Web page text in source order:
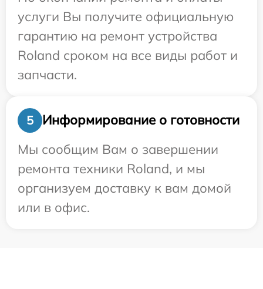
услуги Вы получите официальную
гарантию на ремонт устройства
Roland сроком на все виды работ и
запчасти.
5
Информирование о готовности
Мы сообщим Вам о завершении
ремонта техники Roland, и мы
организуем доставку к вам домой
или в офис.